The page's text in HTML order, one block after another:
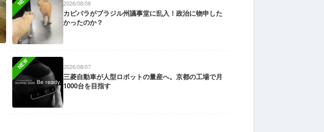
2026/08/08
カピバラがブラジル州議事堂に乱入！政治に物申した
かったのか？
NEW 2026/08/07
三菱自動車が人型ロボットの量産へ。京都の工場で月
1000台を目指す